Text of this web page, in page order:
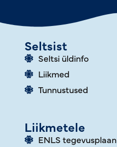
Seltsist
Seltsi üldinfo
Liikmed
Tunnustused
Liikmetele
ENLS tegevusplaan